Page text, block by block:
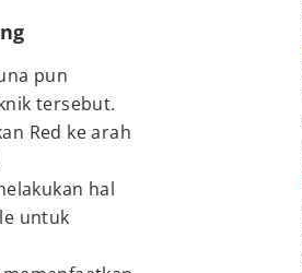
pun
tersebut.
Red ke arah
hal
untuk